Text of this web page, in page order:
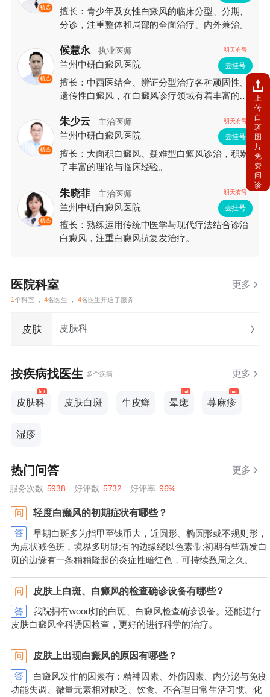
精选
擅长：青少年及女性白癜风的临床分型、分期、
分诊，注重整体和局部的全面治疗、内外兼治。
精选
候慧永 执业医师
兰州中研白癜风医院
明天有号
去挂号
擅长：中西医结合、辨证分型治疗各种顽固性、
遗传性白癜风，在白癜风诊疗领域有着丰富的临
精选
朱少云 主治医师
兰州中研白癜风医院
明天有号
去挂号
擅长：大面积白癜风、疑难型白癜风诊治，积累
了丰富的理论与临床经验。
精选
朱晓菲 主治医师
兰州中研白癜风医院
明天有号
去挂号
擅长：熟练运用传统中医学与现代疗法结合诊治
白癜风，注重白癜风抗复发治疗。
医院科室 更多
1 个科室 ，4名医生 ， 4名医生开通了服务
皮肤 皮肤科
按疾病找医生 多个疾病 更多
皮肤科 皮肤白斑 牛皮癣 晕痣 荨麻疹
湿疹
热门问答 更多
服务次数 5938 好评数 5732 好评率 96%
问 轻度白癞风的初期症状有哪些？
答
早期白斑多为指甲至钱币大，近圆形、椭圆形或不规则形，
为点状减色斑，境界多明显;有的边缘绕以色素带;初期有些新发白
斑的边缘有一条稍稍隆起的炎症性暗红色，可持续数周之久。
问 皮肤上白斑、白癜风的检查确诊设备有哪些？
答
我院拥有wood灯的白斑、白癜风检查确诊设备。还能进行
皮肤白癜风全科诱因检查，更好的进行科学的治疗。
问 皮肤上出现白癜风的原因有哪些？
答
白癜风发作的因素有：精神因素、外伤因素、内分泌与免疫
功能失调、微量元素相对缺乏、饮食、不合理日常生活习惯、化
上
传
白
斑
图
片
免
费
问
诊